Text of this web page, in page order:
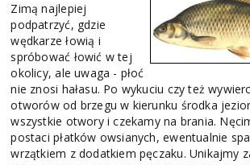
Zimą najlepiej
podpatrzyć, gdzie
wędkarze łowią i
spróbować łowić w tej
okolicy, ale uwaga - płoć
nie znosi hałasu. Po wykuciu czy też
otworów od brzegu w kierunku środka
wszystkie otwory i czekamy na brania.
postaci płatków owsianych, ewentualnie
wrzątkiem z dodatkiem pęczaku. Unikajmy